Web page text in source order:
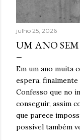
julho 25, 2026
UM ANO
Em um ano muita
espera,
Confesso que no
conseguir, assim
que parece
possível também